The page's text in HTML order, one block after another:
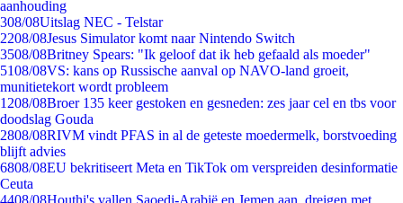
aanhouding
308/08Uitslag NEC - Telstar
2208/08Jesus Simulator komt naar Nintendo Switch
3508/08Britney Spears: "Ik geloof dat ik heb gefaald als moeder"
5108/08VS: kans op Russische aanval op NAVO-land groeit,
munitietekort wordt probleem
1208/08Broer 135 keer gestoken en gesneden: zes jaar cel en tbs voor
doodslag Gouda
2808/08RIVM vindt PFAS in al de geteste moedermelk, borstvoeding
blijft advies
6808/08EU bekritiseert Meta en TikTok om verspreiden desinformatie
Ceuta
4408/08Houthi's vallen Saoedi-Arabië en Jemen aan, dreigen met